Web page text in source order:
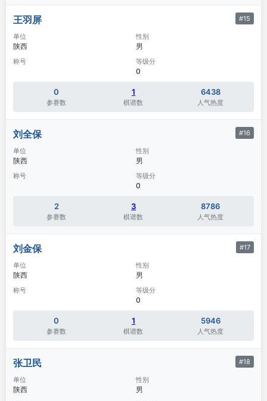
王羽屏 #15
单位
陕西
性别
男
称号 等级分
0
0
参赛数
1
棋谱数
6438
人气热度
刘全保 #16
单位
陕西
性别
男
称号 等级分
0
2
参赛数
3
棋谱数
8786
人气热度
刘金保 #17
单位
陕西
性别
男
称号 等级分
0
0
参赛数
1
棋谱数
5946
人气热度
张卫民 #18
单位
陕西
性别
男